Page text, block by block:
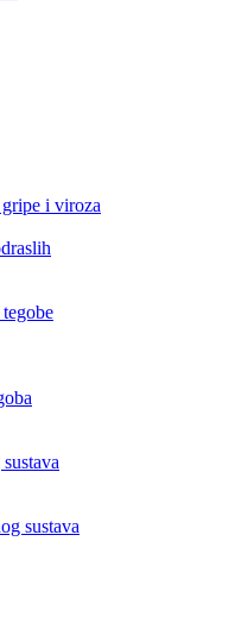
i viroza
sustava